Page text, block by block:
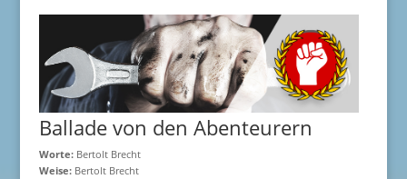
Ballade von den Abenteurern
Worte:Bertolt Brecht
Weise:Bertolt Brecht